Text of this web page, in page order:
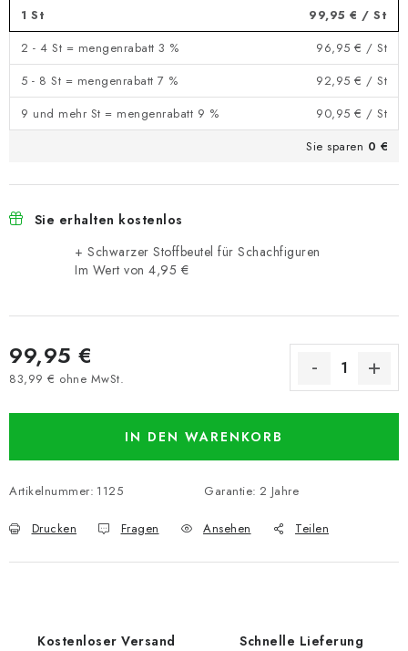
1 St 99,95 € / St
2 - 4 St = mengenrabatt 3 %
96,95 € / St
5 - 8 St = mengenrabatt 7 %
92,95 € / St
9 und mehr St = mengenrabatt 9 %
90,95 € / St
Sie sparen 0 €
Sie erhalten kostenlos
+ Schwarzer Stoffbeutel für Schachfiguren
Im Wert von 4,95 €
99,95 €
83,99 € ohne MwSt.
IN DEN WARENKORB
Artikelnummer: 1125 Garantie: 2 Jahre
Drucken Fragen Ansehen Teilen
Kostenloser Versand Schnelle Lieferung